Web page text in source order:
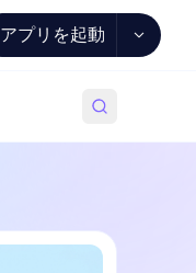
アプリを起動